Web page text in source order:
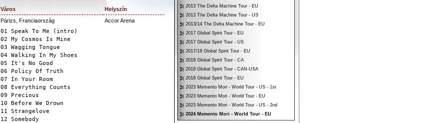
Város
Helyszín
Párizs, Franciaország
Accor Arena
01 Speak To Me (intro)
02 My Cosmos Is Mine
03 Wagging Tongue
04 Walking In My Shoes
05 It's No Good
06 Policy Of Truth
07 In Your Room
08 Everything Counts
09 Precious
10 Before We Drown
11 Strangelove
12 Somebody
2013 The Delta Machine Tour - EU
2013 The Delta Machine Tour - US
2013/14 The Delta Machine Tour - EU
2017 Global Spirit Tour - EU
2017 Global Spirit Tour - US
2017/18 Global Spirit Tour - EU
2018 Global Spirit Tour - CA
2018 Global Spirit Tour - CAN-USA
2018 Global Spirit Tour - EU
2023 Memento Mori - World Tour - US - 1st
2023 Memento Mori - World Tour - EU
2023 Memento Mori - World Tour - US - 2nd
2024 Memento Mori - World Tour - EU